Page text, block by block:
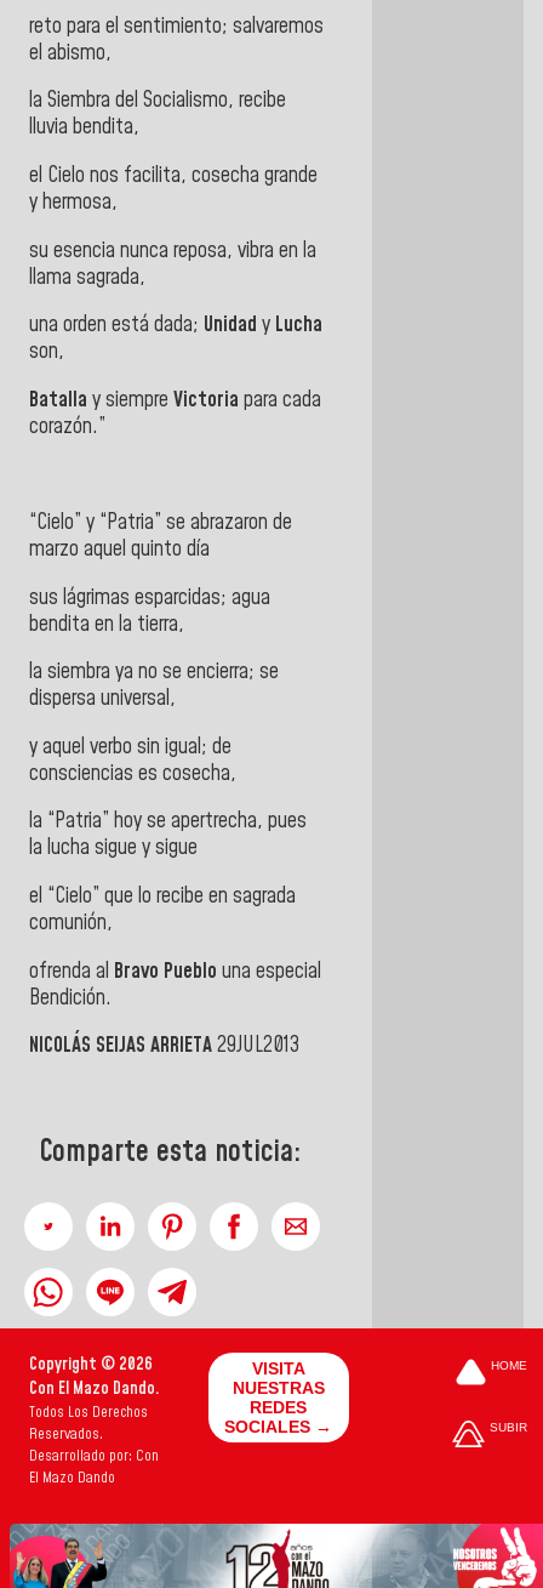
reto para el sentimiento; salvaremos
el abismo,
la Siembra del Socialismo, recibe
lluvia bendita,
el Cielo nos facilita, cosecha grande
y hermosa,
su esencia nunca reposa, vibra en la
llama sagrada,
una orden está dada; Unidad y Lucha
son,
Batalla y siempre Victoria para cada
corazón.”
“Cielo” y “Patria” se abrazaron de
marzo aquel quinto día
sus lágrimas esparcidas; agua
bendita en la tierra,
la siembra ya no se encierra; se
dispersa universal,
y aquel verbo sin igual; de
consciencias es cosecha,
la “Patria” hoy se apertrecha, pues
la lucha sigue y sigue
el “Cielo” que lo recibe en sagrada
comunión,
ofrenda al Bravo Pueblo una especial
Bendición.
NICOLÁS SEIJAS ARRIETA29JUL2013
Comparte esta noticia:
Copyright © 2026
Con El Mazo Dando.
Todos Los Derechos
Reservados.
Desarrollado por: Con
El Mazo Dando
VISITA
NUESTRAS
REDES
SOCIALES →
HOME
SUBIR